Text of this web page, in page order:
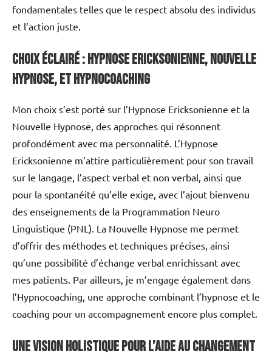
fondamentales telles que le respect absolu des individus
et l’action juste.
Choix Éclairé : Hypnose Ericksonienne, Nouvelle
Hypnose, et Hypnocoaching
Mon choix s’est porté sur l’Hypnose Ericksonienne et la
Nouvelle Hypnose, des approches qui résonnent
profondément avec ma personnalité. L’Hypnose
Ericksonienne m’attire particulièrement pour son travail
sur le langage, l’aspect verbal et non verbal, ainsi que
pour la spontanéité qu’elle exige, avec l’ajout bienvenu
des enseignements de la Programmation Neuro
Linguistique (PNL). La Nouvelle Hypnose me permet
d’offrir des méthodes et techniques précises, ainsi
qu’une possibilité d’échange verbal enrichissant avec
mes patients. Par ailleurs, je m’engage également dans
l’Hypnocoaching, une approche combinant l’hypnose et le
coaching pour un accompagnement encore plus complet.
Une Vision Holistique pour l’Aide au Changement